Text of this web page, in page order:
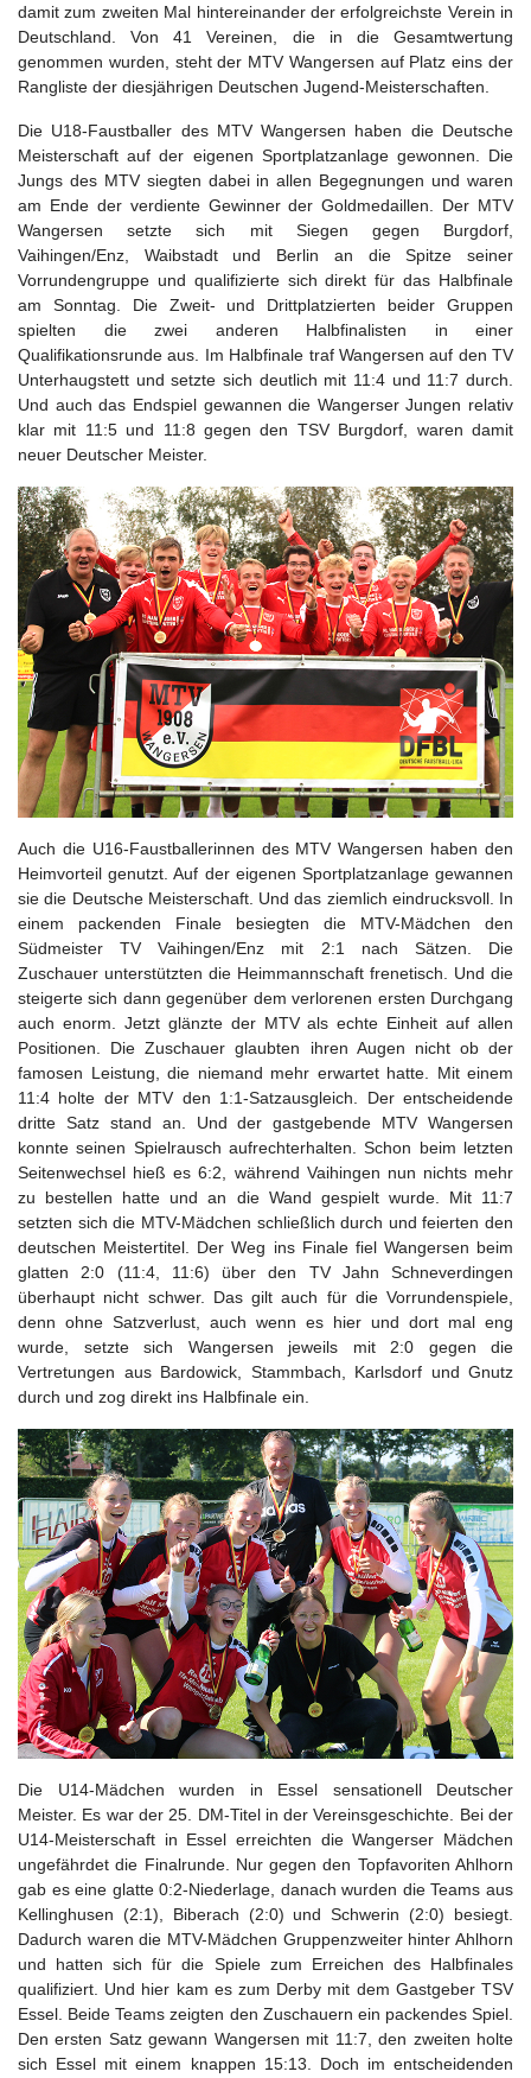
damit zum zweiten Mal hintereinander der erfolgreichste Verein in
Deutschland. Von 41 Vereinen, die in die Gesamtwertung
genommen wurden, steht der MTV Wangersen auf Platz eins der
Rangliste der diesjährigen Deutschen Jugend-Meisterschaften.
Die U18-Faustballer des MTV Wangersen haben die Deutsche
Meisterschaft auf der eigenen Sportplatzanlage gewonnen. Die
Jungs des MTV siegten dabei in allen Begegnungen und waren
am Ende der verdiente Gewinner der Goldmedaillen. Der MTV
Wangersen setzte sich mit Siegen gegen Burgdorf,
Vaihingen/Enz, Waibstadt und Berlin an die Spitze seiner
Vorrundengruppe und qualifizierte sich direkt für das Halbfinale
am Sonntag. Die Zweit- und Drittplatzierten beider Gruppen
spielten die zwei anderen Halbfinalisten in einer
Qualifikationsrunde aus. Im Halbfinale traf Wangersen auf den TV
Unterhaugstett und setzte sich deutlich mit 11:4 und 11:7 durch.
Und auch das Endspiel gewannen die Wangerser Jungen relativ
klar mit 11:5 und 11:8 gegen den TSV Burgdorf, waren damit
neuer Deutscher Meister.
Auch die U16-Faustballerinnen des MTV Wangersen haben den
Heimvorteil genutzt. Auf der eigenen Sportplatzanlage gewannen
sie die Deutsche Meisterschaft. Und das ziemlich eindrucksvoll. In
einem packenden Finale besiegten die MTV-Mädchen den
Südmeister TV Vaihingen/Enz mit 2:1 nach Sätzen. Die
Zuschauer unterstützten die Heimmannschaft frenetisch. Und die
steigerte sich dann gegenüber dem verlorenen ersten Durchgang
auch enorm. Jetzt glänzte der MTV als echte Einheit auf allen
Positionen. Die Zuschauer glaubten ihren Augen nicht ob der
famosen Leistung, die niemand mehr erwartet hatte. Mit einem
11:4 holte der MTV den 1:1-Satzausgleich. Der entscheidende
dritte Satz stand an. Und der gastgebende MTV Wangersen
konnte seinen Spielrausch aufrechterhalten. Schon beim letzten
Seitenwechsel hieß es 6:2, während Vaihingen nun nichts mehr
zu bestellen hatte und an die Wand gespielt wurde. Mit 11:7
setzten sich die MTV-Mädchen schließlich durch und feierten den
deutschen Meistertitel. Der Weg ins Finale fiel Wangersen beim
glatten 2:0 (11:4, 11:6) über den TV Jahn Schneverdingen
überhaupt nicht schwer. Das gilt auch für die Vorrundenspiele,
denn ohne Satzverlust, auch wenn es hier und dort mal eng
wurde, setzte sich Wangersen jeweils mit 2:0 gegen die
Vertretungen aus Bardowick, Stammbach, Karlsdorf und Gnutz
durch und zog direkt ins Halbfinale ein.
Die U14-Mädchen wurden in Essel sensationell Deutscher
Meister. Es war der 25. DM-Titel in der Vereinsgeschichte. Bei der
U14-Meisterschaft in Essel erreichten die Wangerser Mädchen
ungefährdet die Finalrunde. Nur gegen den Topfavoriten Ahlhorn
gab es eine glatte 0:2-Niederlage, danach wurden die Teams aus
Kellinghusen (2:1), Biberach (2:0) und Schwerin (2:0) besiegt.
Dadurch waren die MTV-Mädchen Gruppenzweiter hinter Ahlhorn
und hatten sich für die Spiele zum Erreichen des Halbfinales
qualifiziert. Und hier kam es zum Derby mit dem Gastgeber TSV
Essel. Beide Teams zeigten den Zuschauern ein packendes Spiel.
Den ersten Satz gewann Wangersen mit 11:7, den zweiten holte
sich Essel mit einem knappen 15:13. Doch im entscheidenden